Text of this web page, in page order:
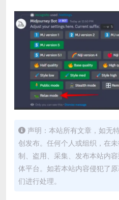
声明：本站所有文章，如无
创发布。任何个人或组织，在
制、盗用、采集、发布本站内
体平台。如若本站内容侵犯了
们进行处理。